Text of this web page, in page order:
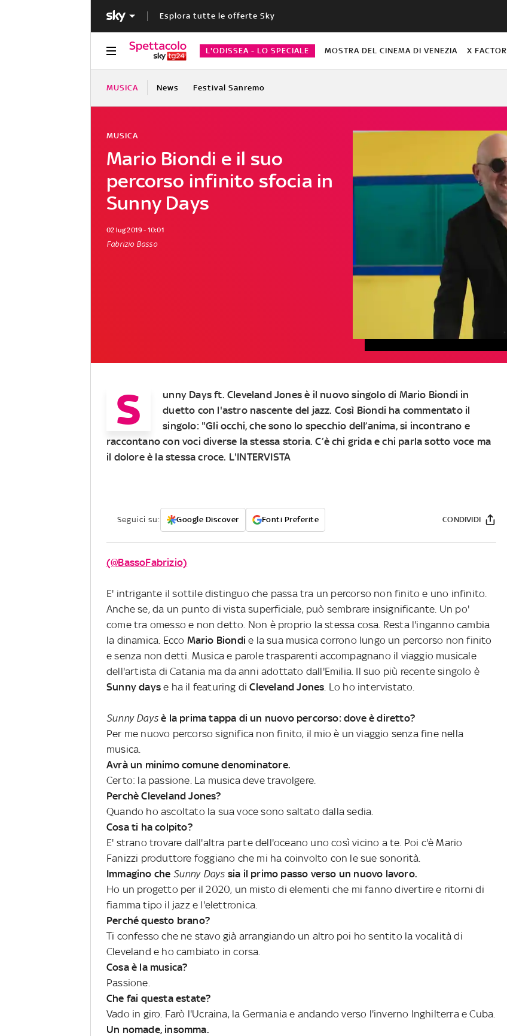
Esplora tutte le offerte Sky
L'ODISSEA - LO SPECIALE MOSTRA DEL CINEMA DI VENEZIA X FACTOR
MUSICA News Festival Sanremo
Mario Biondi e il suo
percorso infinito sfocia in
Sunny Days
MUSICA
02 lug 2019 - 10:01
Fabrizio Basso
S unny Days ft. Cleveland Jones è il nuovo singolo di Mario Biondi in
duetto con l'astro nascente del jazz. Così Biondi ha commentato il
singolo: "Gli occhi, che sono lo specchio dell’anima, si incontrano e
raccontano con voci diverse la stessa storia. C’è chi grida e chi parla sotto voce ma
il dolore è la stessa croce. L'INTERVISTA
Seguici su: Google Discover Fonti Preferite CONDIVIDI
(@BassoFabrizio)
E' intrigante il sottile distinguo che passa tra un percorso non finito e uno infinito.
Anche se, da un punto di vista superficiale, può sembrare insignificante. Un po'
come tra omesso e non detto. Non è proprio la stessa cosa. Resta l'inganno cambia
la dinamica. Ecco Mario Biondie la sua musica corrono lungo un percorso non finito
e senza non detti. Musica e parole trasparenti accompagnano il viaggio musicale
dell'artista di Catania ma da anni adottato dall'Emilia. Il suo più recente singolo è
Sunny dayse ha il featuring di Cleveland Jones . Lo ho intervistato.
Sunny Days è la prima tappa di un nuovo percorso: dove è diretto?
Per me nuovo percorso significa non finito, il mio è un viaggio senza fine nella
musica.
Avrà un minimo comune denominatore.
Certo: la passione. La musica deve travolgere.
Perchè Cleveland Jones?
Quando ho ascoltato la sua voce sono saltato dalla sedia.
Cosa ti ha colpito?
E' strano trovare dall'altra parte dell'oceano uno così vicino a te. Poi c'è Mario
Fanizzi produttore foggiano che mi ha coinvolto con le sue sonorità.
Immagino che Sunny Days sia il primo passo verso un nuovo lavoro.
Ho un progetto per il 2020, un misto di elementi che mi fanno divertire e ritorni di
fiamma tipo il jazz e l'elettronica.
Perché questo brano?
Ti confesso che ne stavo già arrangiando un altro poi ho sentito la vocalità di
Cleveland e ho cambiato in corsa.
Cosa è la musica?
Passione.
Che fai questa estate?
Vado in giro. Farò l'Ucraina, la Germania e andando verso l'inverno Inghilterra e Cuba.
Un nomade, insomma.